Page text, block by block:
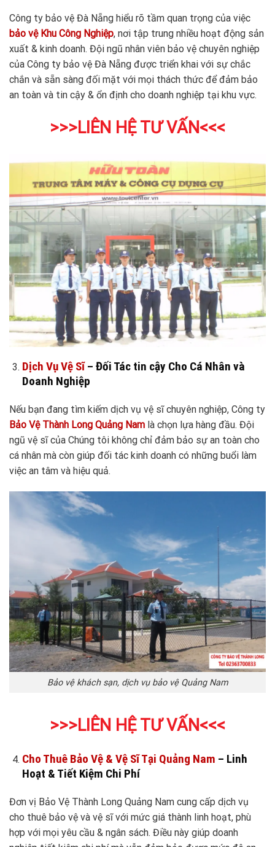
Công ty bảo vệ Đà Nẵng hiểu rõ tầm quan trọng của việc
bảo vệ Khu Công Nghiệp, nơi tập trung nhiều hoạt động sản
xuất & kinh doanh. Đội ngũ nhân viên bảo vệ chuyên nghiệp
của Công ty bảo vệ Đà Nẵng được triển khai với sự chắc
chắn và sẵn sàng đối mặt với mọi thách thức để đảm bảo
an toàn và tin cậy & ổn định cho doanh nghiệp tại khu vực.
>>>LIÊN HỆ TƯ VẤN<<<
Dịch Vụ Vệ Sĩ– Đối Tác tin cậy Cho Cá Nhân và
Doanh Nghiệp
Nếu bạn đang tìm kiếm dịch vụ vệ sĩ chuyên nghiệp, Công ty
Bảo Vệ Thành Long Quảng Nam là chọn lựa hàng đầu. Đội
ngũ vệ sĩ của Chúng tôi không chỉ đảm bảo sự an toàn cho
cá nhân mà còn giúp đối tác kinh doanh có những buổi làm
việc an tâm và hiệu quả.
Bảo vệ khách sạn, dịch vụ bảo vệ Quảng Nam
>>>LIÊN HỆ TƯ VẤN<<<
Cho Thuê Bảo Vệ & Vệ Sĩ Tại Quảng Nam – Linh
Hoạt & Tiết Kiệm Chi Phí
Đơn vị Bảo Vệ Thành Long Quảng Nam cung cấp dịch vụ
cho thuê bảo vệ và vệ sĩ với mức giá thành linh hoạt, phù
hợp với mọi yêu cầu & ngân sách. Điều này giúp doanh